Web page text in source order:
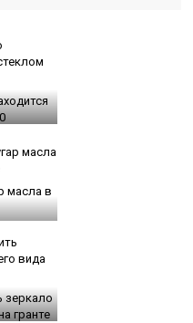
масла в
зеркало
гранте